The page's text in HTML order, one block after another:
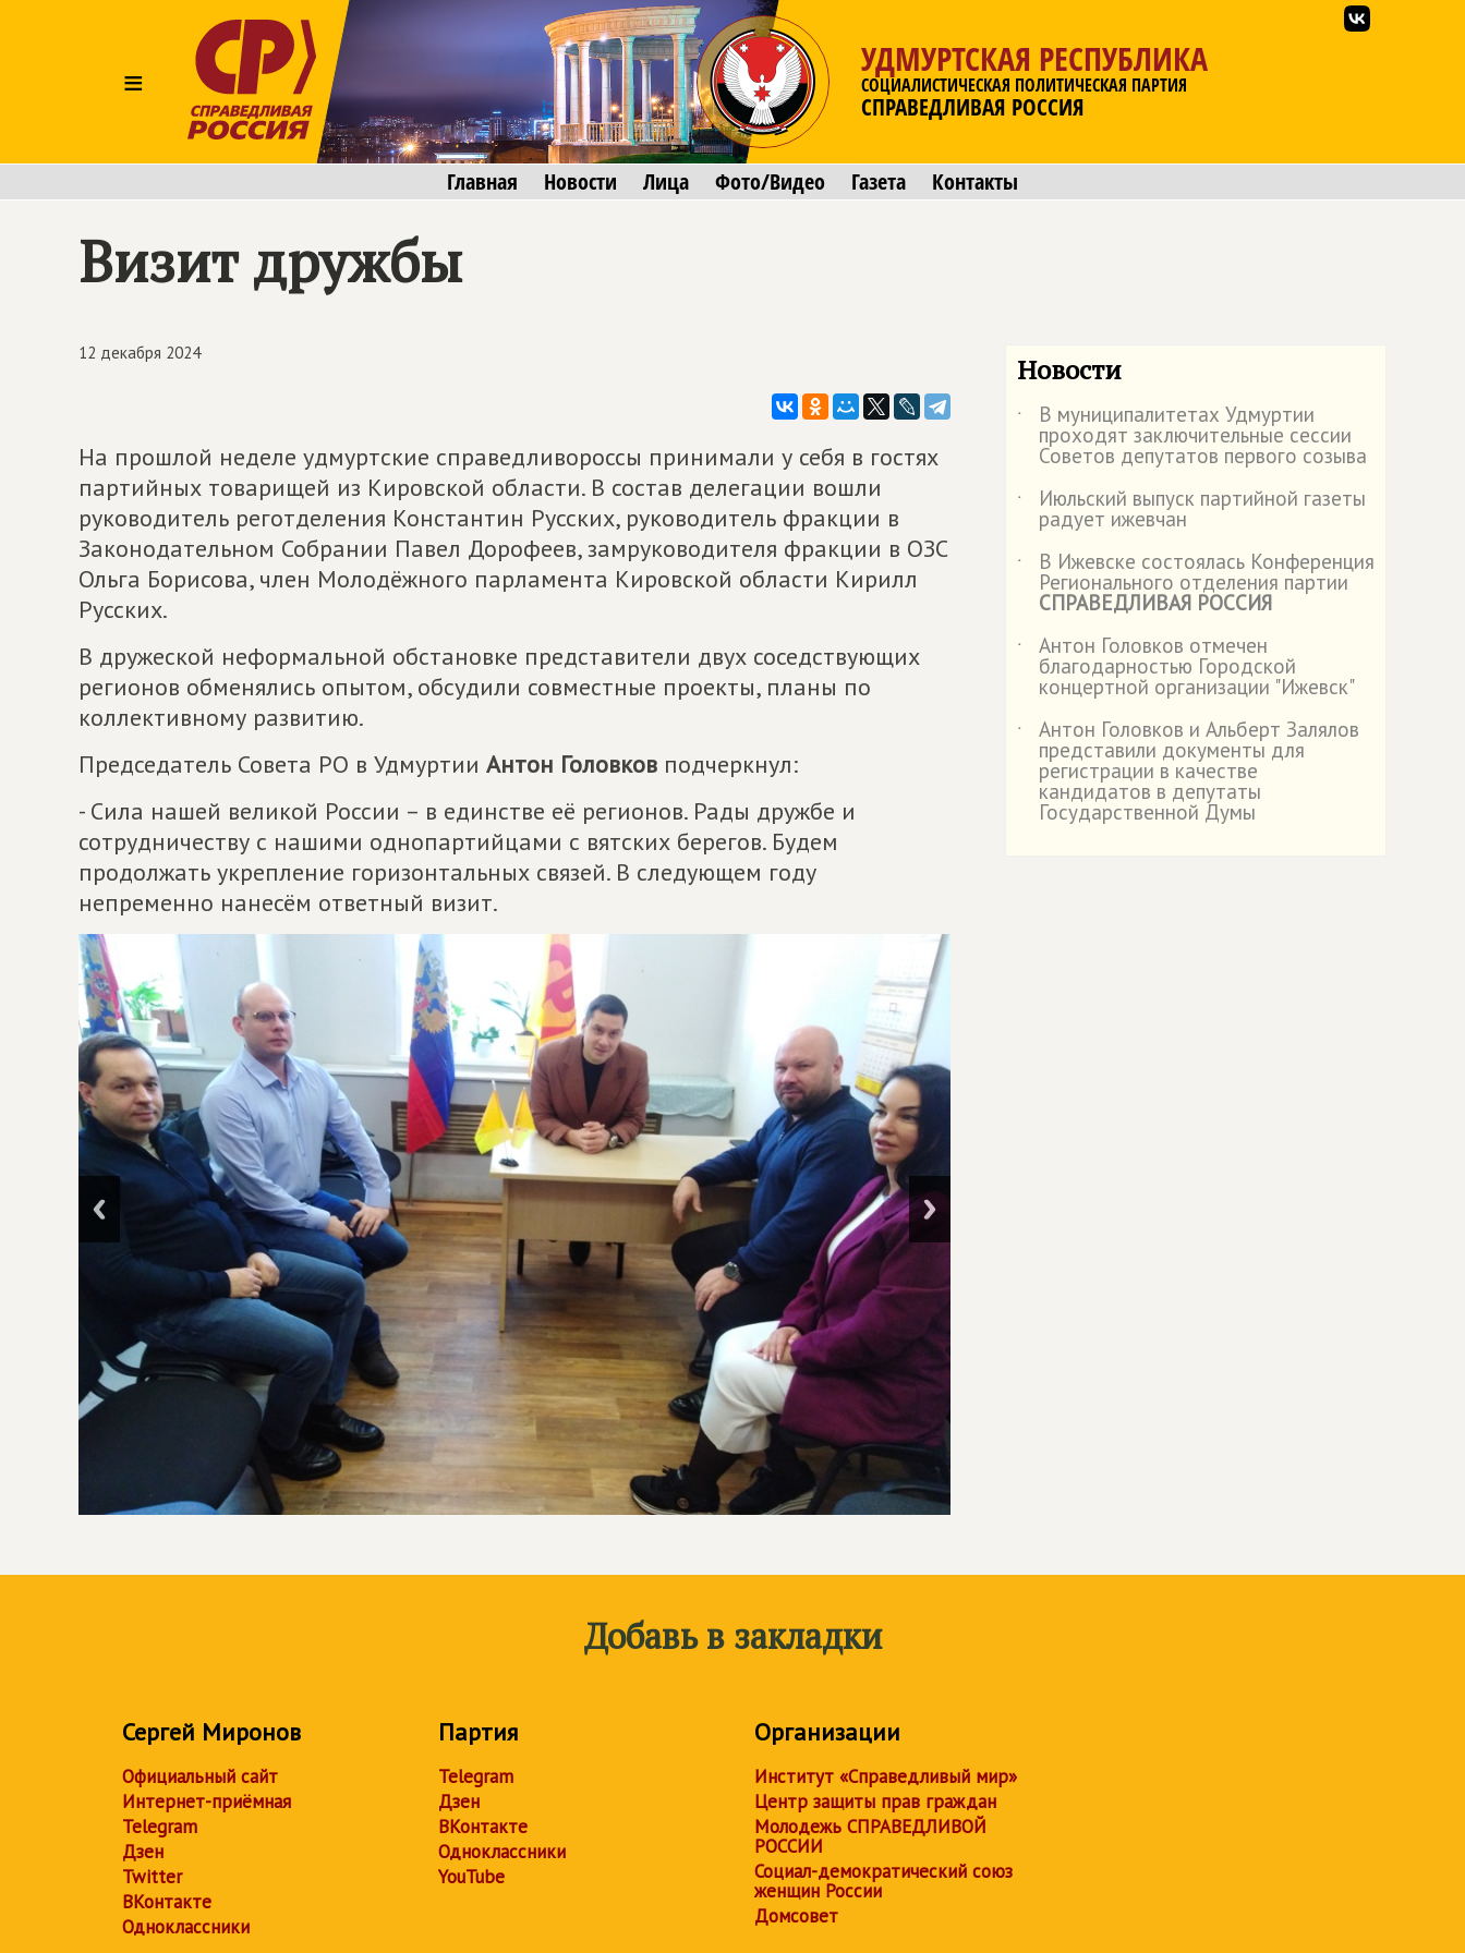
≡
УДМУРТСКАЯ РЕСПУБЛИКА
СОЦИАЛИСТИЧЕСКАЯ ПОЛИТИЧЕСКАЯ ПАРТИЯ
СПРАВЕДЛИВАЯ РОССИЯ
Главная Новости Лица Фото/Видео Газета Контакты
Визит дружбы
12 декабря 2024
На прошлой неделе удмуртские справедливороссы принимали у себя в гостях
партийных товарищей из Кировской области. В состав делегации вошли
руководитель реготделения Константин Русских, руководитель фракции в
Законодательном Собрании Павел Дорофеев, замруководителя фракции в ОЗС
Ольга Борисова, член Молодёжного парламента Кировской области Кирилл
Русских.
В дружеской неформальной обстановке представители двух соседствующих
регионов обменялись опытом, обсудили совместные проекты, планы по
коллективному развитию.
Председатель Совета РО в Удмуртии Антон Головков подчеркнул:
- Сила нашей великой России – в единстве её регионов. Рады дружбе и
сотрудничеству с нашими однопартийцами с вятских берегов. Будем
продолжать укрепление горизонтальных связей. В следующем году
непременно нанесём ответный визит.
Новости
˙ В муниципалитетах Удмуртии
проходят заключительные сессии
Советов депутатов первого созыва
˙
Июльский выпуск партийной газеты
радует ижевчан
˙
В Ижевске состоялась Конференция
Регионального отделения партии
СПРАВЕДЛИВАЯ РОССИЯ
˙
Антон Головков отмечен
благодарностью Городской
концертной организации "Ижевск"
˙
Антон Головков и Альберт Залялов
представили документы для
регистрации в качестве
кандидатов в депутаты
Государственной Думы
Добавь в закладки
Сергей Миронов
Официальный сайт
Интернет-приёмная
Telegram
Дзен
Twitter
ВКонтакте
Одноклассники
Партия
Telegram
Дзен
ВКонтакте
Одноклассники
YouTube
Организации
Институт «Справедливый мир»
Центр защиты прав граждан
Молодежь СПРАВЕДЛИВОЙ
РОССИИ
Социал-демократический союз
женщин России
Домсовет